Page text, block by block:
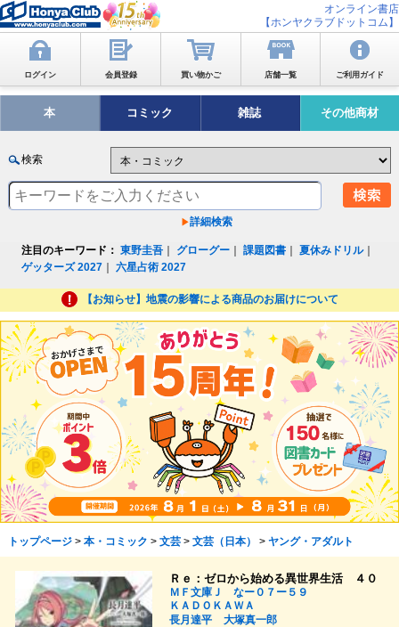
オンライン書店
【ホンヤクラブドットコム】
ログイン 会員登録 買い物かご 店舗一覧 ご利用ガイド
本 コミック 雑誌 その他商材
検索
詳細検索
注目のキーワード： 東野圭吾 グローグー ｜課題図書 ｜夏休みドリル｜
ゲッターズ 2027 ｜六星占術 2027
【お知らせ】地震の影響による商品のお届けについて
トップページ> 本・コミック > 文芸> 文芸（日本） > ヤング・アダルト
Ｒｅ：ゼロから始める異世界生活 ４０
ＭＦ文庫Ｊ なー０７ー５９
ＫＡＤＯＫＡＷＡ
長月達平
大塚真一郎